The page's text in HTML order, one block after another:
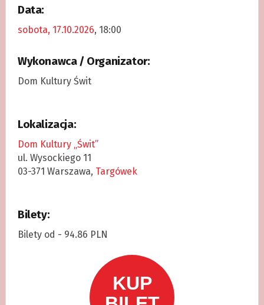
Data:
sobota, 17.10.2026, 18:00
Wykonawca / Organizator:
Dom Kultury Świt
Lokalizacja:
Dom Kultury „Świt”
ul. Wysockiego 11
03-371 Warszawa, Targówek
Bilety:
Bilety od - 94.86 PLN